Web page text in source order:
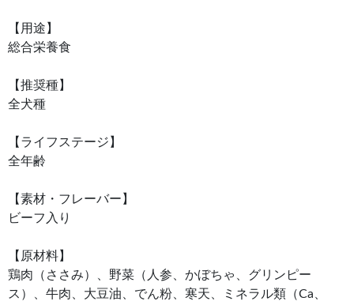
【用途】
総合栄養食
【推奨種】
全犬種
【ライフステージ】
全年齢
【素材・フレーバー】
ビーフ入り
【原材料】
鶏肉（ささみ）、野菜（人参、かぼちゃ、グリンピー
ス）、牛肉、大豆油、でん粉、寒天、ミネラル類（Ca、